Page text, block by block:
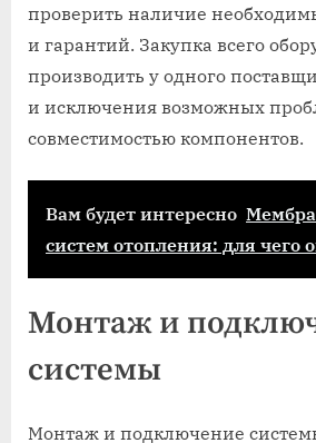
проверить наличие
и гарантий. Закупка всего
производить у одного
и исключения возможных
совместимостью компонентов.
Вам будет интересно
систем отопления: для чего
Монтаж и
системы
Монтаж и подключение